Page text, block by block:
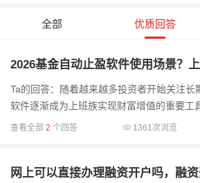
全部 优质回答
2026基金自动止盈软件使用场景？
Ta的回答：随着越来越多投资者开始关注长
软件逐渐成为上班族实现财富增值的重要工
的功能将更加智能化、个性化，为忙碌的职
查看全部 2 个回答 1361次浏览
网上可以直接办理融资开户吗，融